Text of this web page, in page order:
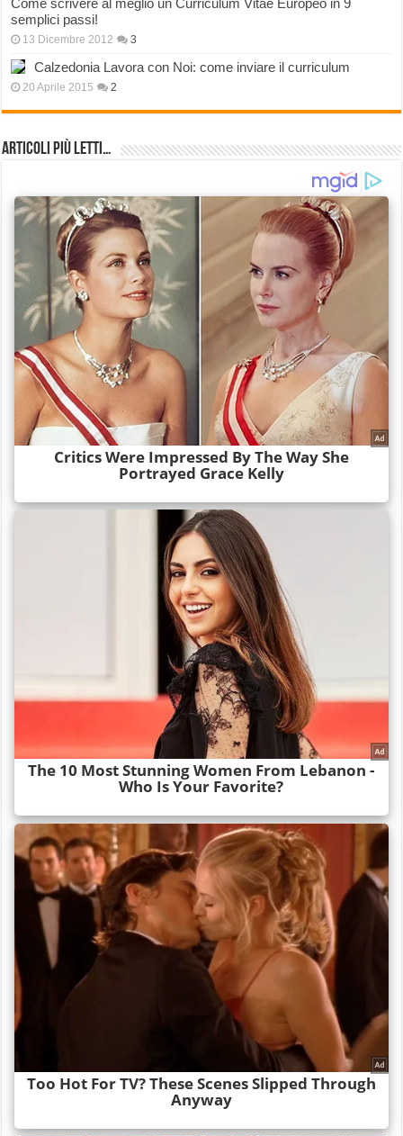
Come scrivere al meglio un Curriculum Vitae Europeo in 9
semplici passi!
13 Dicembre 2012 3
Calzedonia Lavora con Noi: come inviare il curriculum
20 Aprile 2015 2
Articoli più Letti…